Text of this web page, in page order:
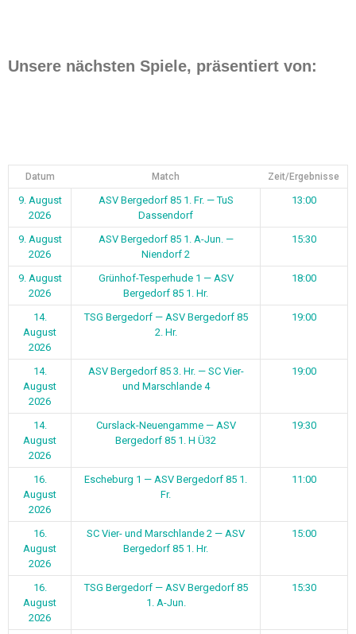
Unsere nächsten Spiele, präsentiert von:
Datum Match Zeit/Ergebnisse
9. August
2026
ASV Bergedorf 85 1. Fr. — TuS
Dassendorf
13:00
9. August
2026
ASV Bergedorf 85 1. A-Jun. —
Niendorf 2
15:30
9. August
2026
Grünhof-Tesperhude 1 — ASV
Bergedorf 85 1. Hr.
18:00
14.
August
2026
TSG Bergedorf — ASV Bergedorf 85
2. Hr.
19:00
14.
August
2026
ASV Bergedorf 85 3. Hr. — SC Vier-
und Marschlande 4
19:00
14.
August
2026
Curslack-Neuengamme — ASV
Bergedorf 85 1. H Ü32
19:30
16.
August
2026
Escheburg 1 — ASV Bergedorf 85 1.
Fr.
11:00
16.
August
2026
SC Vier- und Marschlande 2 — ASV
Bergedorf 85 1. Hr.
15:00
16.
August
2026
TSG Bergedorf — ASV Bergedorf 85
1. A-Jun.
15:30